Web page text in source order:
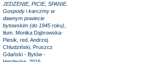
JEDZENIE, PICIE, SPANIE.
Gospody i karczmy w
dawnym powiecie
bytowskim (do 1945 roku)
tłum. Monika Dąbrowska-
Piesik, red. Andrzej
Chludziński, Pruszcz
Gdański - Bytów -